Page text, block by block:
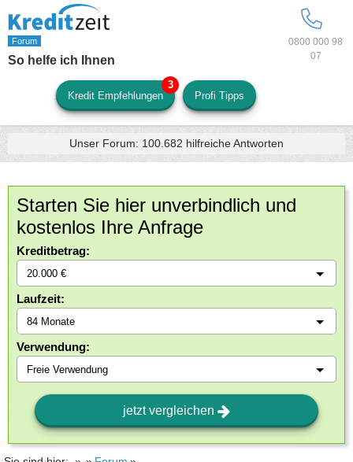
0800 000 98
07
So helfe ich Ihnen
Kredit Empfehlungen Profi Tipps
Unser Forum: 100.682 hilfreiche Antworten
Starten Sie hier unverbindlich und
kostenlos Ihre Anfrage
Kreditbetrag:
Laufzeit:
Verwendung:
jetzt vergleichen